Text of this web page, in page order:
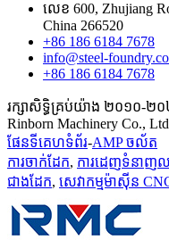
លេខ 600, Zhujiang
China 266520
+86 186 6184 7678
info@steel-
+86 186 6184 7678
រក្សាសិទ្ធិគ្រប់យ៉ាង ២០១០-២០
Rinborn Machinery Co., Ltd
ផែនទីគេហទំព័រ-AMP ចល័ត
ការចាក់ដែក, ការដេញទំនាញល
ជាងដែក, សេវាកម្មម៉ាស៊ីន